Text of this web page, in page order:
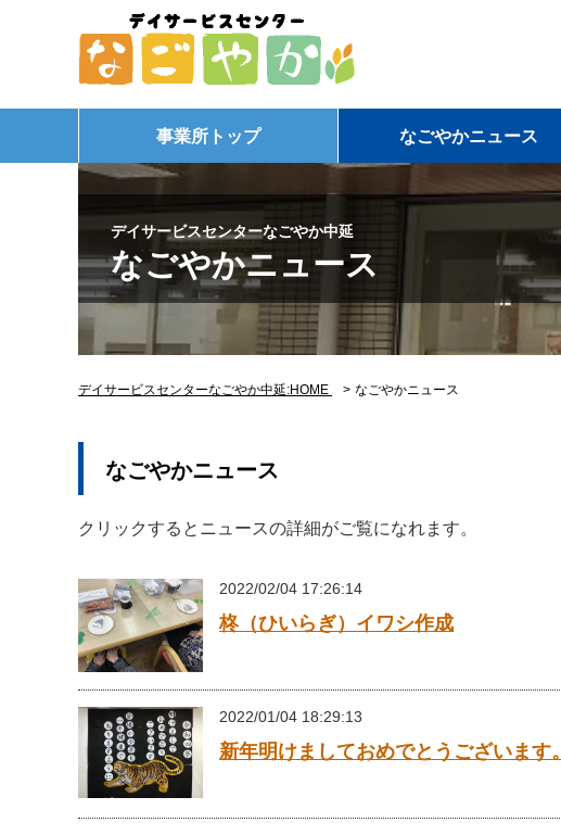
事業所トップ なごやかニュース
デイサービスセンターなごやか中延
なごやかニュース
デイサービスセンターなごやか中延:HOME > なごやかニュース
なごやかニュース
クリックするとニュースの詳細がご覧になれます。
2022/02/04 17:26:14
柊（ひいらぎ）イワシ作成
2022/01/04 18:29:13
新年明けましておめでとうございます。